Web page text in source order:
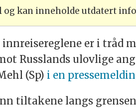
kan inneholde utdatert
er i tråd
Russlands ulovlige
(Sp) i en
tiltakene langs